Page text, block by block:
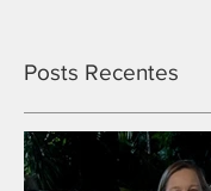
Posts Recentes